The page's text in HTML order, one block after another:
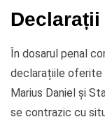
În dosarul penal
declarațiile oferite
Marius Daniel și
se contrazic cu